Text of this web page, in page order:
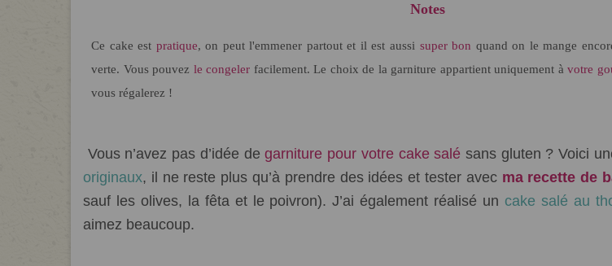
Notes
Ce cake est pratique, on peut l'emmener partout et il est aussi super bon quand on le mange
verte. Vous pouvez le congeler facilement. Le choix de la garniture appartient uniquement à votre
vous régalerez !
Vous n’avez pas d’idée de garniture pour votre cake salé sans gluten ? Voici
originaux, il ne reste plus qu’à prendre des idées et tester avec ma recette de
sauf les olives, la fêta et le poivron). J’ai également réalisé un cake salé au
aimez beaucoup.